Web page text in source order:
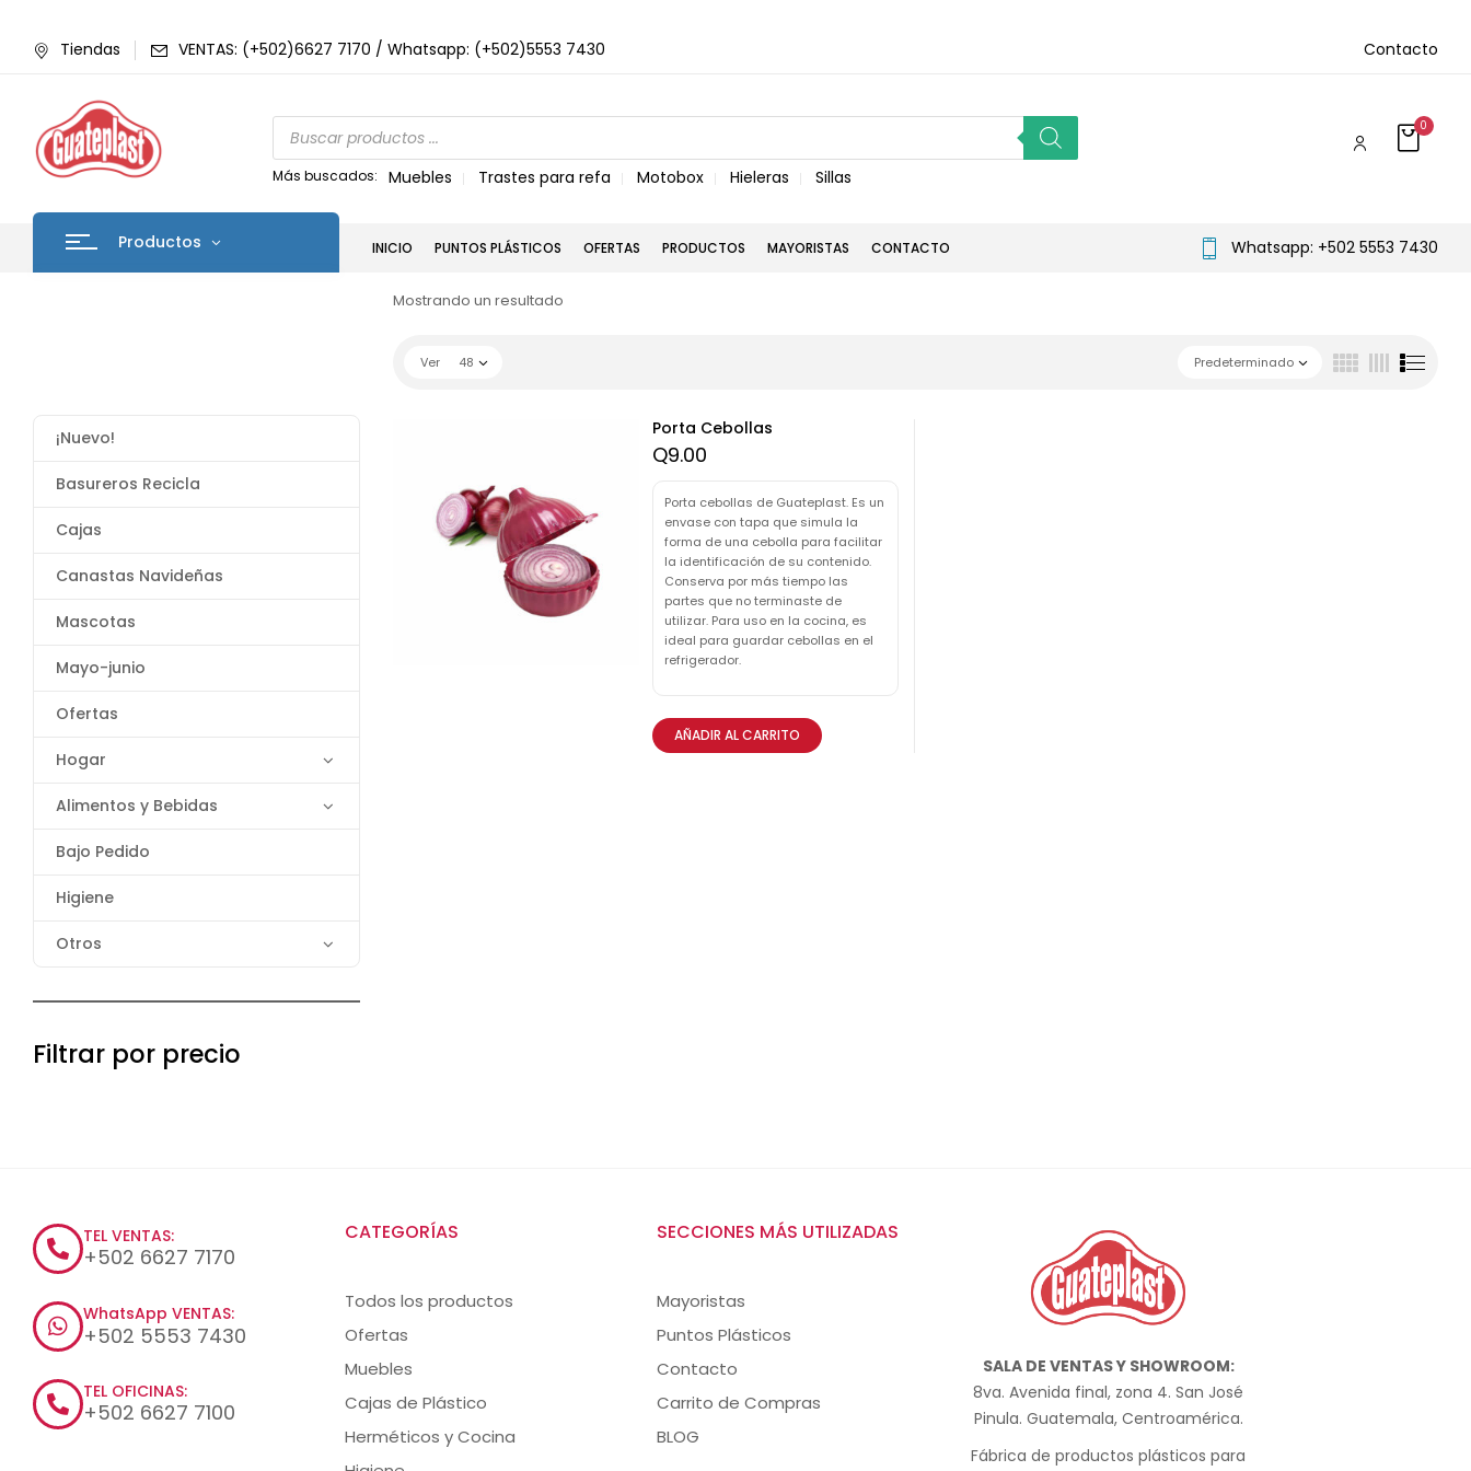
Tiendas VENTAS: (+502)6627 7170 / Whatsapp: (+502)5553 7430 Contacto
Más buscados: Muebles Trastes para refa Motobox Hieleras Sillas
0
Productos INICIO PUNTOS PLÁSTICOS OFERTAS PRODUCTOS MAYORISTAS CONTACTO Whatsapp: +502 5553 7430
¡Nuevo!
Basureros Recicla
Cajas
Canastas Navideñas
Mascotas
Mayo-junio
Ofertas
Hogar
Alimentos y Bebidas
Bajo Pedido
Higiene
Otros
Filtrar por precio
Mostrando un resultado
Predeterminado
Ver 48
Porta Cebollas
Q9.00
Porta cebollas de Guateplast. Es un
envase con tapa que simula la
forma de una cebolla para facilitar
la identificación de su contenido.
Conserva por más tiempo las
partes que no terminaste de
utilizar. Para uso en la cocina, es
ideal para guardar cebollas en el
refrigerador.
AÑADIR AL CARRITO
TEL VENTAS:
+502 6627 7170
WhatsApp VENTAS:
+502 5553 7430
TEL OFICINAS:
+502 6627 7100
CATEGORÍAS
Todos los productos
Ofertas
Muebles
Cajas de Plástico
Herméticos y Cocina
SECCIONES MÁS UTILIZADAS
Mayoristas
Puntos Plásticos
Contacto
Carrito de Compras
BLOG
SALA DE VENTAS Y SHOWROOM:
8va. Avenida final, zona 4. San José
Pinula. Guatemala, Centroamérica.
Fábrica de productos plásticos para